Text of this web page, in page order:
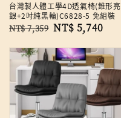
台灣製人體工學4D透氣椅(錐形亮
銀+2吋純黑輪)C6828-5 免組裝
Regular
NT$ 7,359 Sale
NT$ 5,740